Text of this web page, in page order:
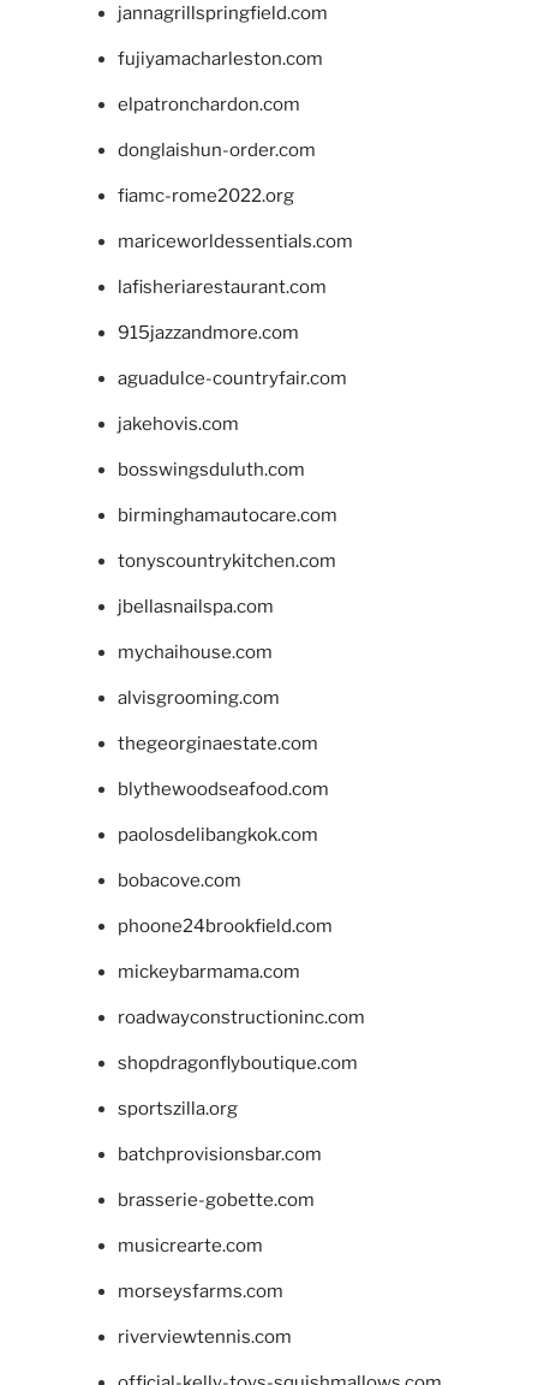
jannagrillspringfield.com
fujiyamacharleston.com
elpatronchardon.com
donglaishun-order.com
fiamc-rome2022.org
mariceworldessentials.com
lafisheriarestaurant.com
915jazzandmore.com
aguadulce-countryfair.com
jakehovis.com
bosswingsduluth.com
birminghamautocare.com
tonyscountrykitchen.com
jbellasnailspa.com
mychaihouse.com
alvisgrooming.com
thegeorginaestate.com
blythewoodseafood.com
paolosdelibangkok.com
bobacove.com
phoone24brookfield.com
mickeybarmama.com
roadwayconstructioninc.com
shopdragonflyboutique.com
sportszilla.org
batchprovisionsbar.com
brasserie-gobette.com
musicrearte.com
morseysfarms.com
riverviewtennis.com